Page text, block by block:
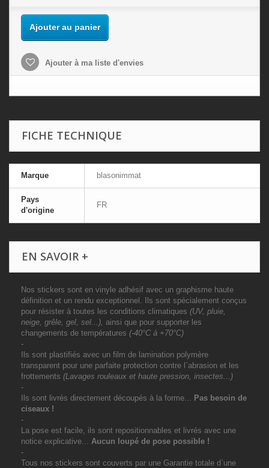
Ajouter au panier
Ajouter à ma liste d'envies
FICHE TECHNIQUE
Marque blasonimmat
Pays
d'origine
FR
EN SAVOIR +
Nos stickers sont en vinyle adhésif avec un graphisme haute
définition et un rendu exceptionnel. Ils sont spécialement conçus
pour résister à toutes les conditions climatiques (UV, pluie,
neige, grêle, gel, sel...), ainsi que pour supporter les
changements de températures (-40°C à +70°C)
-
Ils sont plastifiés avec un film de lamination polymère
transparent pour une parfaite protection contre l`abrasion et les
frottements (Lavages rouleaux et haute pression, insectes...)
-
Ils sont livrés directement découpés à la forme... Pas besoin de
ciseaux !
-
La pose est facile, ils sont repositionnables et livrés avec une
notice explicative... Aucun loupé de pose possible !
-
Tous nos stickers sont couverts par une Garantie totale d`une